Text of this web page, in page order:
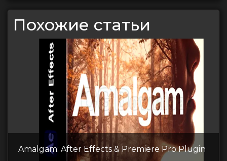
Похожие статьи
Amalgam: After Effects & Premiere Pro Plugin